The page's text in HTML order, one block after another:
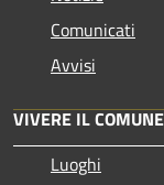
Comunicati
Avvisi
VIVERE IL COMUNE
Luoghi